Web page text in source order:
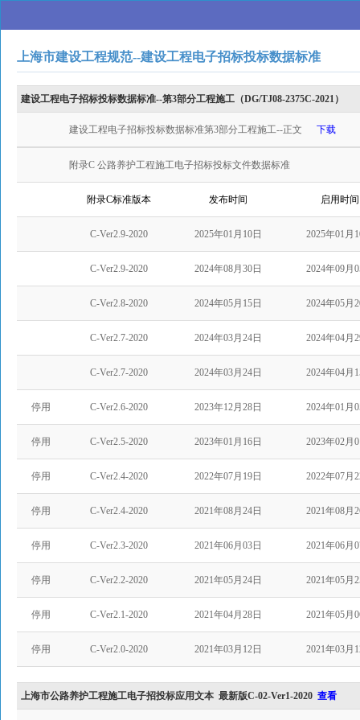
上海市建设工程规范--建设工程电子招标投标数据标准
建设工程电子招标投标数据标准--第3部分工程施工（DG/TJ08-2375C-2021）
建设工程电子招标投标数据标准第3部分工程施工--正文 下载
附录C 公路养护工程施工电子招标投标文件数据标准
附录C标准版本 发布时间 启用时间
C-Ver2.9-2020 2025年01月10日 2025年01月
C-Ver2.9-2020 2024年08月30日 2024年09月
C-Ver2.8-2020 2024年05月15日 2024年05月
C-Ver2.7-2020 2024年03月24日 2024年04月
C-Ver2.7-2020 2024年03月24日 2024年04月
停用 C-Ver2.6-2020 2023年12月28日 2024年01月
停用 C-Ver2.5-2020 2023年01月16日 2023年02月
停用 C-Ver2.4-2020 2022年07月19日 2022年07月
停用 C-Ver2.4-2020 2021年08月24日 2021年08月
停用 C-Ver2.3-2020 2021年06月03日 2021年06月
停用 C-Ver2.2-2020 2021年05月24日 2021年05月
停用 C-Ver2.1-2020 2021年04月28日 2021年05月
停用 C-Ver2.0-2020 2021年03月12日 2021年03月
上海市公路养护工程施工电子招投标应用文本 最新版C-02-Ver1-2020 查看